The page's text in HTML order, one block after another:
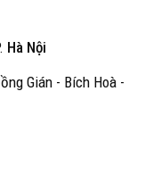
Hà Nội
Gián - Bích Hoà -